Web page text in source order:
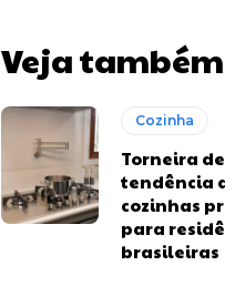
Veja também
Cozinha
Torneira
tendência
cozinhas
para
brasileiras